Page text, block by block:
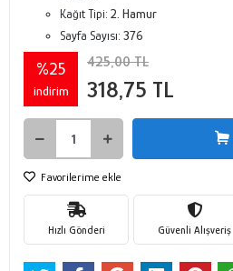
Kağıt Tipi: 2. Hamur
Sayfa Sayısı: 376
%25
indirim
425,00 TL
318,75 TL
Favorilerime ekle
Hızlı Gönderi Güvenli Alışveriş